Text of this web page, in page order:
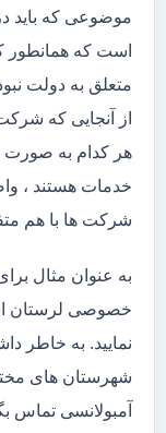
موضوعی که باید
است که همانطور
متعلق به دولت
از آنجایی که
هر کدام به صورت
خدمات هستند ،
شرکت ها با هم
به عنوان مثال
خصوصی لرستان
نمایید. به خاطر
شهرستان های
آمبولانسی تماس